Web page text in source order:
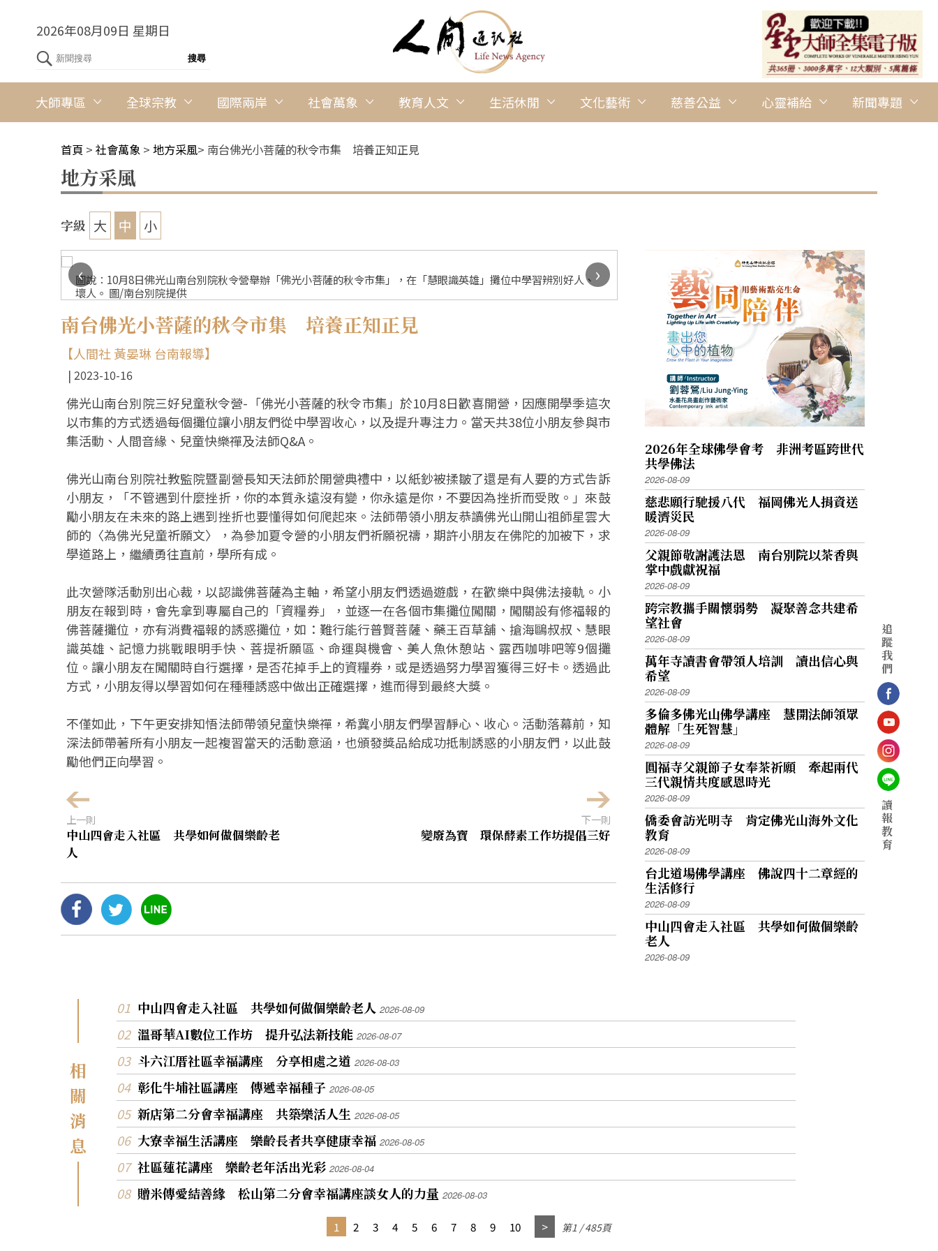
2026年08月09日 星期日
大師專區 全球宗教 國際兩岸 社會萬象 教育人文 生活休閒 文化藝術 慈善公益 心靈補給 新聞專題
首頁 > 社會萬象 > 地方采風> 南台佛光小菩薩的秋令市集 培養正知正見
地方采風
字級 大 中 小
圖說：10月8日佛光山南台別院秋令營舉辦「佛光小菩薩的秋令市集」，在「慧眼識英雄」攤位中學習辨別好人、
壞人。 圖/南台別院提供
圖說：10月8日佛光山南台別院秋令營舉辦「佛光小菩薩的秋令
菩薩精神。 圖/南台別院提供
‹
›
南台佛光小菩薩的秋令市集 培養正知正見
【人間社 黃晏琳 台南報導】
2023-10-16
佛光山南台別院三好兒童秋令營-「佛光小菩薩的秋令市集」於10月8日歡喜開營，因應開學季這次
以市集的方式透過每個攤位讓小朋友們從中學習收心，以及提升專注力。當天共38位小朋友參與市
集活動、人間音緣、兒童快樂禪及法師Q&A。
佛光山南台別院社教監院暨副營長知天法師於開營典禮中，以紙鈔被揉皺了還是有人要的方式告訴
小朋友，「不管遇到什麼挫折，你的本質永遠沒有變，你永遠是你，不要因為挫折而受敗。」來鼓
勵小朋友在未來的路上遇到挫折也要懂得如何爬起來。法師帶領小朋友恭讀佛光山開山祖師星雲大
師的〈為佛光兒童祈願文〉，為參加夏令營的小朋友們祈願祝禱，期許小朋友在佛陀的加被下，求
學道路上，繼續勇往直前，學所有成。
此次營隊活動別出心裁，以認識佛菩薩為主軸，希望小朋友們透過遊戲，在歡樂中與佛法接軌。小
朋友在報到時，會先拿到專屬自己的「資糧券」，並逐一在各個市集攤位闖關，闖關設有修福報的
佛菩薩攤位，亦有消費福報的誘惑攤位，如：難行能行普賢菩薩、藥王百草舖、搶海鷗叔叔、慧眼
識英雄、記憶力挑戰眼明手快、菩提祈願區、命運與機會、美人魚休憩站、露西咖啡吧等9個攤
位。讓小朋友在闖關時自行選擇，是否花掉手上的資糧券，或是透過努力學習獲得三好卡。透過此
方式，小朋友得以學習如何在種種誘惑中做出正確選擇，進而得到最終大獎。
不僅如此，下午更安排知悟法師帶領兒童快樂禪，希冀小朋友們學習靜心、收心。活動落幕前，知
深法師帶著所有小朋友一起複習當天的活動意涵，也頒發獎品給成功抵制誘惑的小朋友們，以此鼓
勵他們正向學習。
上一則
中山四會走入社區 共學如何做個樂齡老
人
下一則
變廢為寶 環保酵素工作坊提倡三好
2026年全球佛學會考 非洲考區跨世代
共學佛法
2026-08-09
慈悲願行馳援八代 福岡佛光人捐資送
暖濟災民
2026-08-09
父親節敬謝護法恩 南台別院以茶香與
掌中戲獻祝福
2026-08-09
跨宗教攜手關懷弱勢 凝聚善念共建希
望社會
2026-08-09
萬年寺讀書會帶領人培訓 讀出信心與
希望
2026-08-09
多倫多佛光山佛學講座 慧開法師領眾
體解「生死智慧」
2026-08-09
圓福寺父親節子女奉茶祈願 牽起兩代
三代親情共度感恩時光
2026-08-09
僑委會訪光明寺 肯定佛光山海外文化
教育
2026-08-09
台北道場佛學講座 佛說四十二章經的
生活修行
2026-08-09
中山四會走入社區 共學如何做個樂齡
老人
2026-08-09
相
關
消
息
中山四會走入社區 共學如何做個樂齡老人 2026-08-09
溫哥華AI數位工作坊 提升弘法新技能 2026-08-07
斗六江厝社區幸福講座 分享相處之道 2026-08-03
彰化牛埔社區講座 傳遞幸福種子 2026-08-05
新店第二分會幸福講座 共築樂活人生 2026-08-05
大寮幸福生活講座 樂齡長者共享健康幸福 2026-08-05
社區蓮花講座 樂齡老年活出光彩 2026-08-04
贈米傳愛結善緣 松山第二分會幸福講座談女人的力量 2026-08-03
1 2 3 4 5 6 7 8 9 10 第1 / 485頁
追
蹤
我
們
讀
報
教
育